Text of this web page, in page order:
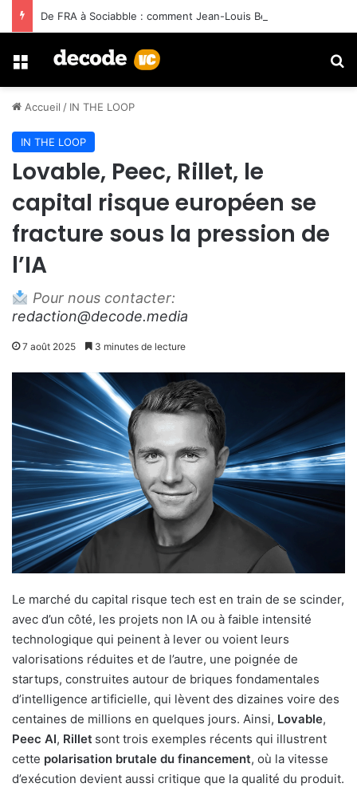
Menu
Accueil / IN THE LOOP
IN THE LOOP
Lovable, Peec, Rillet, le
capital risque européen se
fracture sous la pression de
l’IA
Pour nous contacter:
redaction@decode.media
7 août 2025 3 minutes de lecture
Le marché du capital risque tech est en train de se scinder,
avec d’un côté, les projets non IA ou à faible intensité
technologique qui peinent à lever ou voient leurs
valorisations réduites et de l’autre, une poignée de
startups, construites autour de briques fondamentales
d’intelligence artificielle, qui lèvent des dizaines voire des
centaines de millions en quelques jours. Ainsi, Lovable,
Peec AI, Rillet sont trois exemples récents qui illustrent
cette polarisation brutale du financement, où la vitesse
d’exécution devient aussi critique que la qualité du produit.